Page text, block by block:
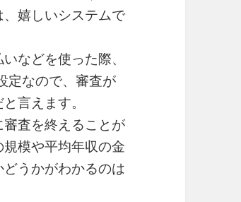
嬉しいシステムで
などを使った際、
定なので、審査が
言えます。
査を終えることが
模や平均年収の金
うかがわかるのは